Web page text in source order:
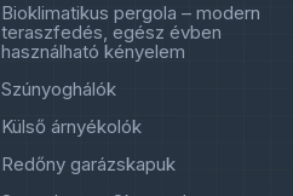
Bioklimatikus pergola – modern
teraszfedés, egész évben
használható kényelem
Szúnyoghálók
Külső árnyékolók
Redőny garázskapuk